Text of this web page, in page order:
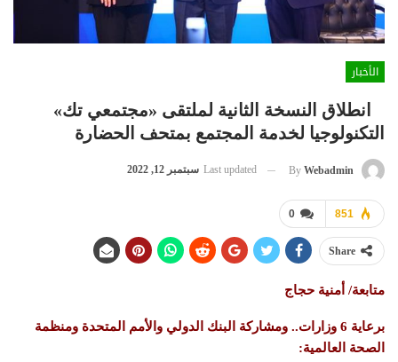
الأخبار
انطلاق النسخة الثانية لملتقى «مجتمعي تك»
التكنولوجيا لخدمة المجتمع بمتحف الحضارة
By Webadmin
Last updated سبتمبر 12, 2022
0 851
Share
متابعة/ أمنية حجاج
برعاية 6 وزارات.. ومشاركة البنك الدولي والأمم المتحدة ومنظمة
الصحة العالمية: